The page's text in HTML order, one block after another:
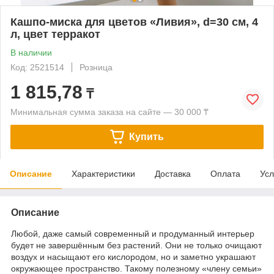
Кашпо-миска для цветов «Ливия», d=30 см, 4
л, цвет терракот
В наличии
Код: 2521514
Розница
1 815,78 ₸
Минимальная сумма заказа на сайте — 30 000 ₸
Купить
Описание Характеристики Доставка Оплата
Описание
Любой, даже самый современный и продуманный интерьер
будет не завершённым без растений. Они не только очищают
воздух и насыщают его кислородом, но и заметно украшают
окружающее пространство. Такому полезному «члену семьи»